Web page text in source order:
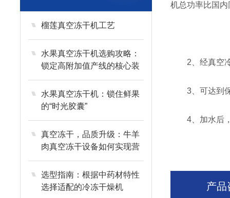
榴莲真空冻干机工艺
水果真空冻干机选购攻略：
锁定高附加值产线的核心装
备
水果真空冻干机：锁住鲜果
的“时光胶囊”
真空冻干，品质升级：牛羊
肉真空冻干设备如何实现营
养与风味的长效留存？
选型指南：根据中药材特性
选择适配的冷冻干燥机
机总功率比国
2、经真空冷
3、可达到保
4、加水后，
产品